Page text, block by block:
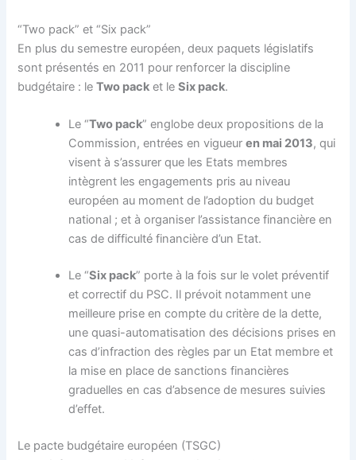
“Two pack” et “Six pack”
En plus du semestre européen, deux paquets législatifs
sont présentés en 2011 pour renforcer la discipline
budgétaire : leTwo pack et leSix pack.
Le “Two pack” englobe deux propositions de la
Commission, entrées en vigueuren mai 2013, qui
visent à s’assurer que les Etats membres
intègrent les engagements pris au niveau
européen au moment de l’adoption du budget
national ; et à organiser l’assistance financière en
cas de difficulté financière d’un Etat.
Le “Six pack” porte à la fois sur le volet préventif
et correctif du PSC. Il prévoit notamment une
meilleure prise en compte du critère de la dette,
une quasi-automatisation des décisions prises en
cas d’infraction des règles par un Etat membre et
la mise en place de sanctions financières
graduelles en cas d’absence de mesures suivies
d’effet.
Le pacte budgétaire européen (TSGC)